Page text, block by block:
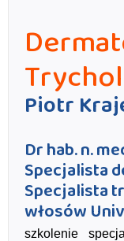
Piotr
Dr hab. n.
Specjalista
Specjalista
włosów
szkolenie